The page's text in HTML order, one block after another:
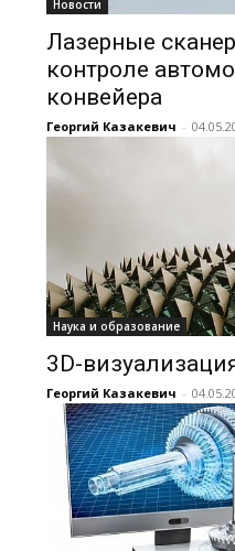
Новости
Лазерные
контроле
конвейера
Георгий Казакевич -
Наука и образование
3D-
Георгий Казакевич -